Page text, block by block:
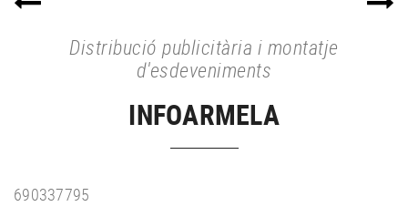
Distribució publicitària i montatje
d'esdeveniments
INFOARMELA
690337795